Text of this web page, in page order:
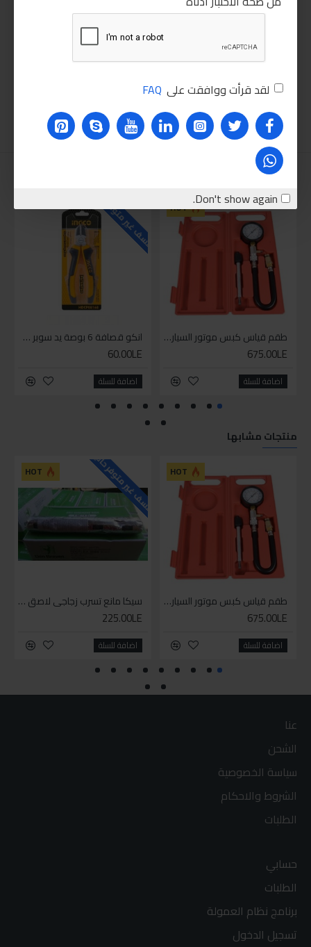
لقد قرأت ووافقت على FAQ
Don't show again.
نقترحه عليك
HOT
طقم قياس كبس موتور السياره 3 ق
675.00LE
اضافة للسلة
للاسف غير متوفر حاليا
انكو قصافة 6 بوصة يد سوبر وان
60.00LE
اضافة للسلة
منتجات مشابها
HOT
طقم قياس كبس موتور السياره 3 ق
675.00LE
اضافة للسلة
HOT للاسف غير متوفر حاليا
سيكا مانع تسرب زجاجي لاصق اسود 600 مل
225.00LE
اضافة للسلة
عنا
الشحن
سياسة الخصوصية
الشروط والاحكام
الطلبات
حسابي
الطلبات
برنامج نظام العمولة
تسجيل الدخول